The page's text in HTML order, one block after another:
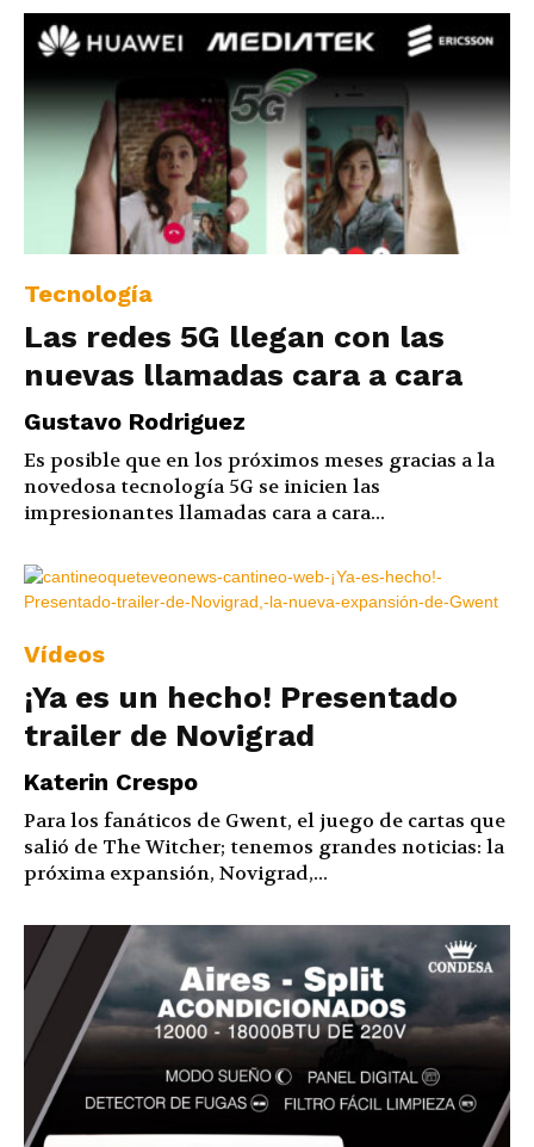
Tecnología
Las redes 5G llegan con las
nuevas llamadas cara a cara
Gustavo Rodriguez
Es posible que en los próximos meses gracias a la
novedosa tecnología 5G se inicien las
impresionantes llamadas cara a cara...
Vídeos
¡Ya es un hecho! Presentado
trailer de Novigrad
Katerin Crespo
Para los fanáticos de Gwent, el juego de cartas que
salió de The Witcher; tenemos grandes noticias: la
próxima expansión, Novigrad,...